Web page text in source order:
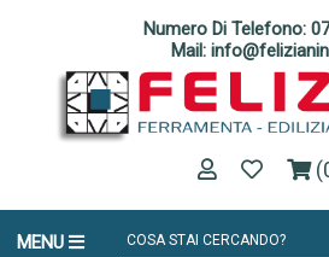
Numero Di Telefono:
Mail:
MENU